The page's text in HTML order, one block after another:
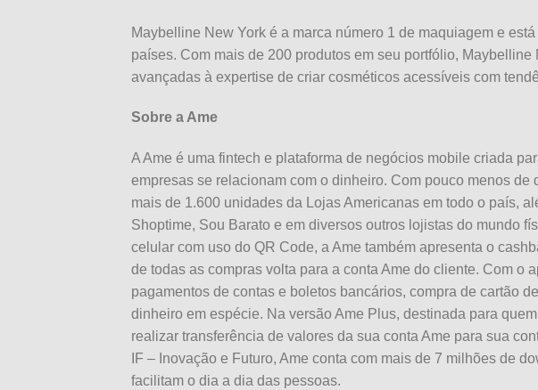
Maybelline New York é a marca número 1 de maquiagem e
países. Com mais de 200 produtos em seu portfólio,
avançadas à expertise de criar cosméticos acessíveis com
Sobre a Ame
A Ame é uma fintech e plataforma de negócios mobile criada
empresas se relacionam com o dinheiro. Com pouco menos
mais de 1.600 unidades da Lojas Americanas em todo o país,
Shoptime, Sou Barato e em diversos outros lojistas do mundo
celular com uso do QR Code, a Ame também apresenta o
de todas as compras volta para a conta Ame do cliente. Com o
pagamentos de contas e boletos bancários, compra de cartão
dinheiro em espécie. Na versão Ame Plus, destinada para
realizar transferência de valores da sua conta Ame para sua
IF – Inovação e Futuro, Ame conta com mais de 7 milhões de
facilitam o dia a dia das pessoas.